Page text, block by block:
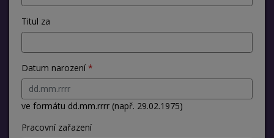
Titul za
Datum narození
ve formátu dd.mm.rrrr (např. 29.02.1975)
Pracovní zařazení